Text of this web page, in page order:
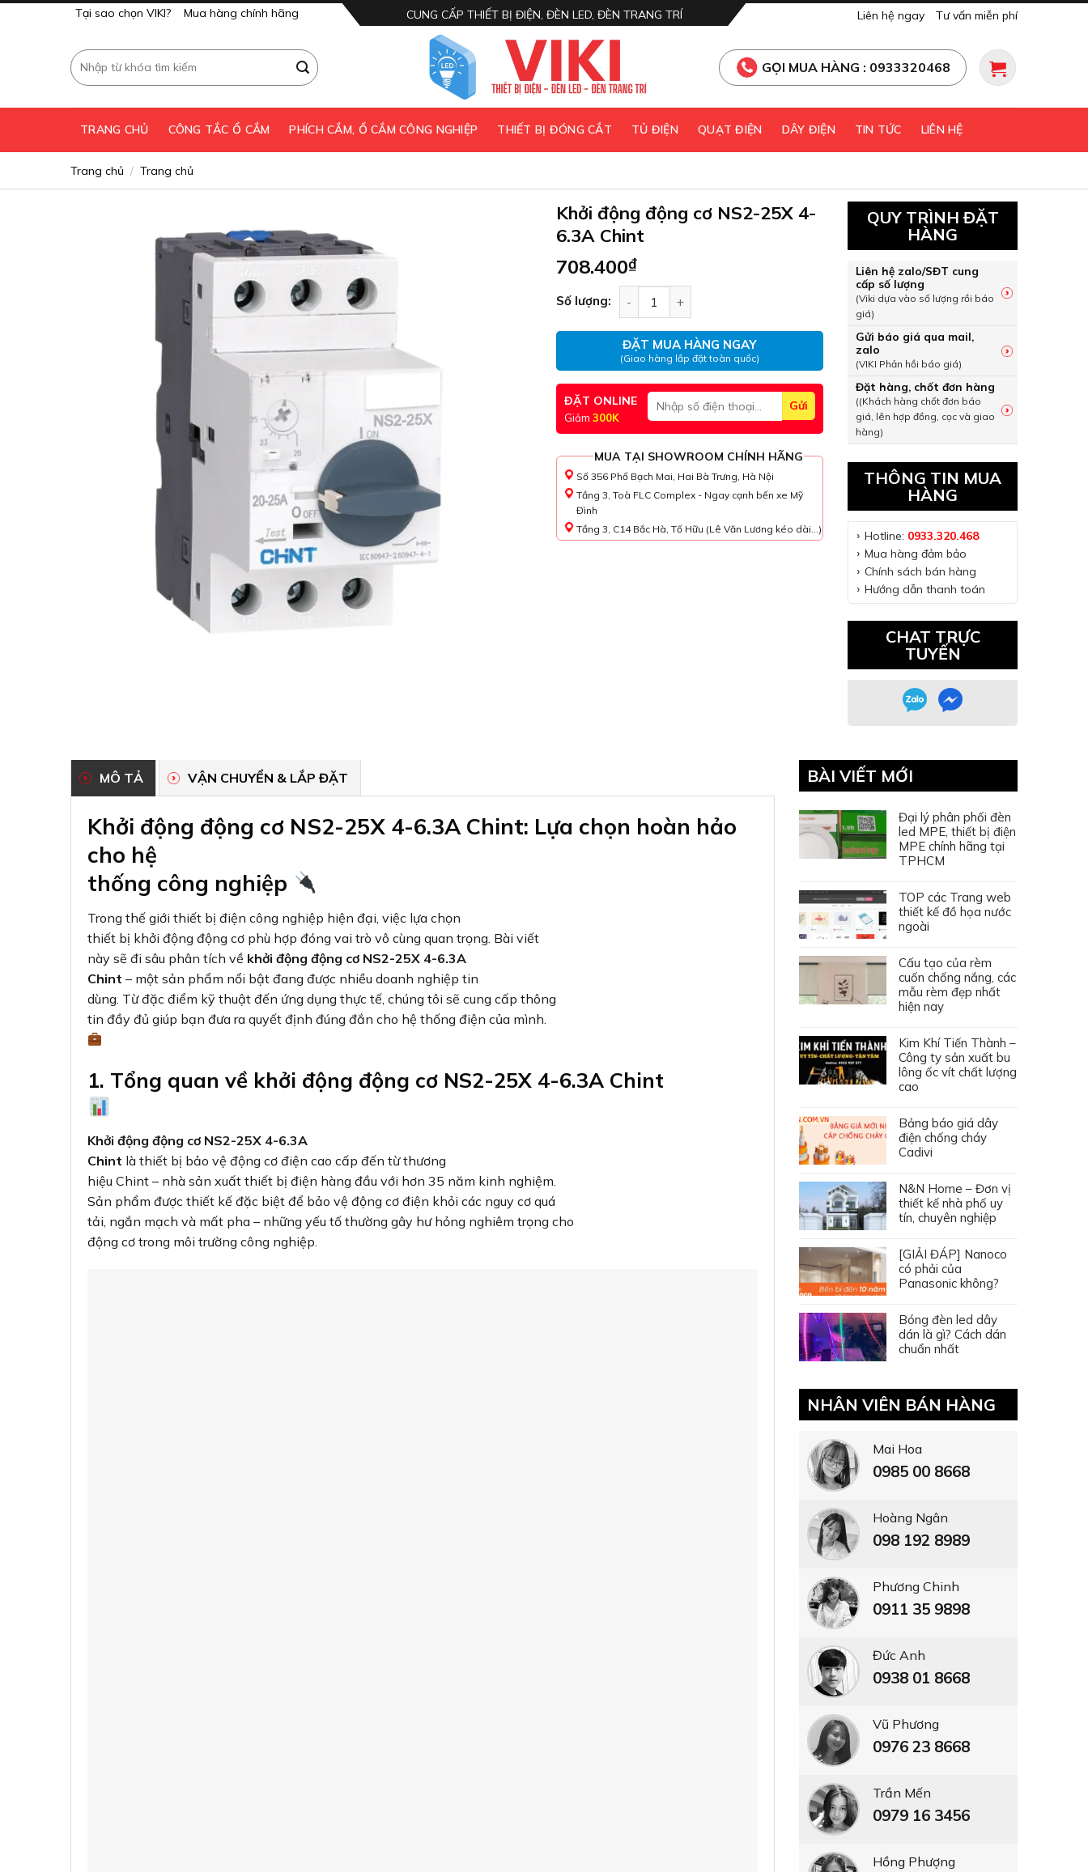
Tại sao chọn VIKI? Mua hàng chính hãng CUNG CẤP THIẾT BỊ ĐIỆN, ĐÈN LED, ĐÈN TRANG TRÍ Liên hệ ngay Tư vấn miễn phí
Tìm
kiếm:
GỌI MUA HÀNG : 0933320468
TRANG CHỦ CÔNG TẮC Ổ CẮM PHÍCH CẮM, Ổ CẮM CÔNG NGHIỆP THIẾT BỊ ĐÓNG CẮT TỦ ĐIỆN QUẠT ĐIỆN DÂY ĐIỆN TIN TỨC LIÊN HỆ
Trang chủ / Trang chủ
Khởi động động cơ NS2-25X 4-
6.3A Chint
708.400₫
Số lượng: Khởi động động cơ NS2-25X 4-6.3A Chint số lượng
ĐẶT MUA HÀNG NGAY
(Giao hàng lắp đặt toàn quốc)
ĐẶT ONLINE
Giảm 300K
MUA TẠI SHOWROOM CHÍNH HÃNG
Số 356 Phố Bạch Mai, Hai Bà Trưng, Hà Nội
Tầng 3, Toà FLC Complex - Ngay cạnh bến xe Mỹ
Đình
Tầng 3, C14 Bắc Hà, Tố Hữu (Lê Văn Lương kéo dài...)
QUY TRÌNH ĐẶT
HÀNG
Liên hệ zalo/SĐT cung
cấp số lượng
(Viki dựa vào số lượng rồi báo
giá)
Gửi báo giá qua mail,
zalo
(VIKI Phản hồi báo giá)
Đặt hàng, chốt đơn hàng
((Khách hàng chốt đơn báo
giá, lên hợp đồng, cọc và giao
hàng)
THÔNG TIN MUA
HÀNG
Hotline: 0933.320.468
Mua hàng đảm bảo
Chính sách bán hàng
Hướng dẫn thanh toán
CHAT TRỰC
TUYẾN
MÔ TẢ VẬN CHUYỂN & LẮP ĐẶT
Khởi động động cơ NS2-25X 4-6.3A Chint: Lựa chọn hoàn hảo
cho hệ
thống công nghiệp
Trong thế giới thiết bị điện công nghiệp hiện đại, việc lựa chọn
thiết bị khởi động động cơ phù hợp đóng vai trò vô cùng quan trọng. Bài viết
này sẽ đi sâu phân tích về khởi động động cơ NS2-25X 4-6.3A
Chint – một sản phẩm nổi bật đang được nhiều doanh nghiệp tin
dùng. Từ đặc điểm kỹ thuật đến ứng dụng thực tế, chúng tôi sẽ cung cấp thông
tin đầy đủ giúp bạn đưa ra quyết định đúng đắn cho hệ thống điện của mình.
1. Tổng quan về khởi động động cơ NS2-25X 4-6.3A Chint
Khởi động động cơ NS2-25X 4-6.3A
Chint là thiết bị bảo vệ động cơ điện cao cấp đến từ thương
hiệu Chint – nhà sản xuất thiết bị điện hàng đầu với hơn 35 năm kinh nghiệm.
Sản phẩm được thiết kế đặc biệt để bảo vệ động cơ điện khỏi các nguy cơ quá
tải, ngắn mạch và mất pha – những yếu tố thường gây hư hỏng nghiêm trọng cho
động cơ trong môi trường công nghiệp.
BÀI VIẾT MỚI
Đại lý phân phối đèn
led MPE, thiết bị điện
MPE chính hãng tại
TPHCM
TOP các Trang web
thiết kế đồ họa nước
ngoài
Cấu tạo của rèm
cuốn chống nắng, các
mẫu rèm đẹp nhất
hiện nay
Kim Khí Tiến Thành –
Công ty sản xuất bu
lông ốc vít chất lượng
cao
Bảng báo giá dây
điện chống cháy
Cadivi
N&N Home – Đơn vị
thiết kế nhà phố uy
tín, chuyên nghiệp
[GIẢI ĐÁP] Nanoco
có phải của
Panasonic không?
Bóng đèn led dây
dán là gì? Cách dán
chuẩn nhất
NHÂN VIÊN BÁN HÀNG
Mai Hoa
0985 00 8668
Hoàng Ngân
098 192 8989
Phương Chinh
0911 35 9898
Đức Anh
0938 01 8668
Vũ Phương
0976 23 8668
Trần Mến
0979 16 3456
Hồng Phượng